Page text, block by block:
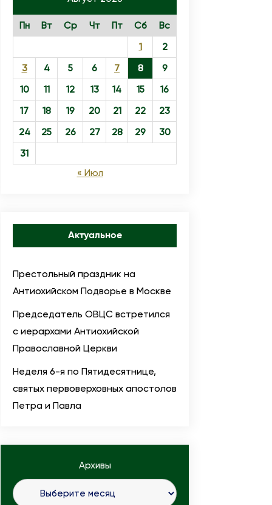
Пн Вт Ср Чт Пт Сб
Вс
1
2
3
4 5 6 7 8
9
10
11 12 13 14 15
16
17
18 19 20 21 22
23
24
25 26 27 28 29
30
31
« Июл
Актуальное
Престольный праздник на
Антиохийском Подворье в Москве
Председатель ОВЦС встретился
с иерархами Антиохийской
Православной Церкви
Неделя 6-я по Пятидесятнице,
святых первоверховных апостолов
Петра и Павла
Архивы